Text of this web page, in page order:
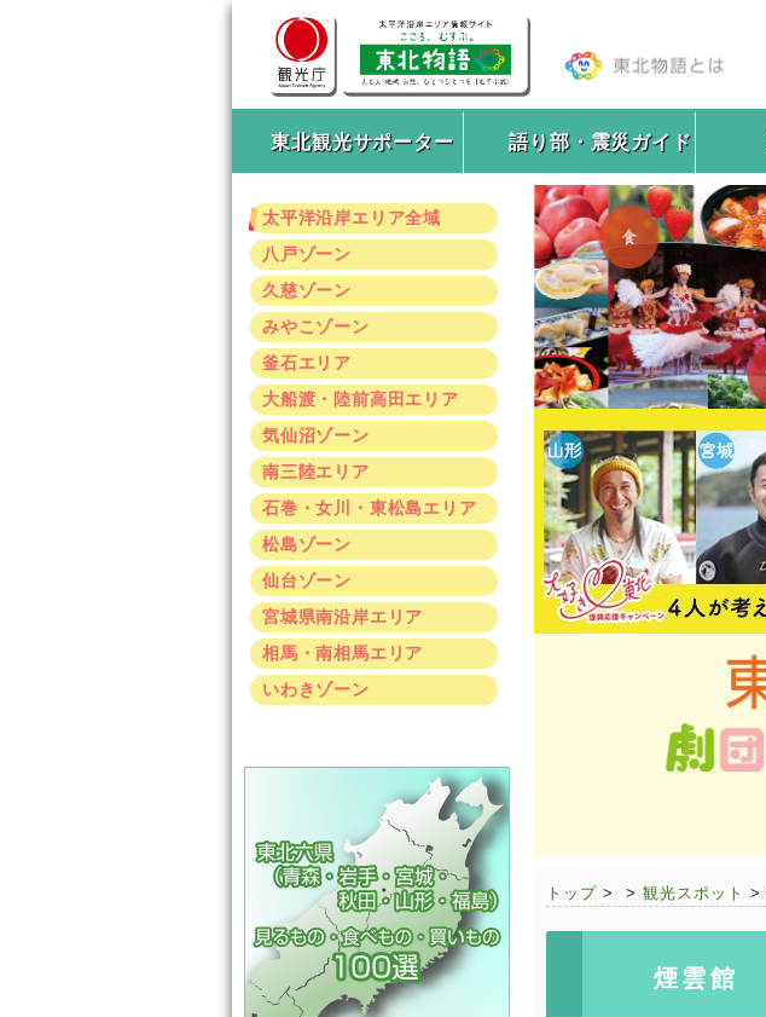
東北観光サポーター 語り部・震災ガイド
太平洋沿岸エリア全域
八戸ゾーン
久慈ゾーン
みやこゾーン
釜石エリア
大船渡・陸前高田エリア
気仙沼ゾーン
南三陸エリア
石巻・女川・東松島エリア
松島ゾーン
仙台ゾーン
宮城県南沿岸エリア
相馬・南相馬エリア
いわきゾーン
トップ > > 観光スポット >
煙雲館